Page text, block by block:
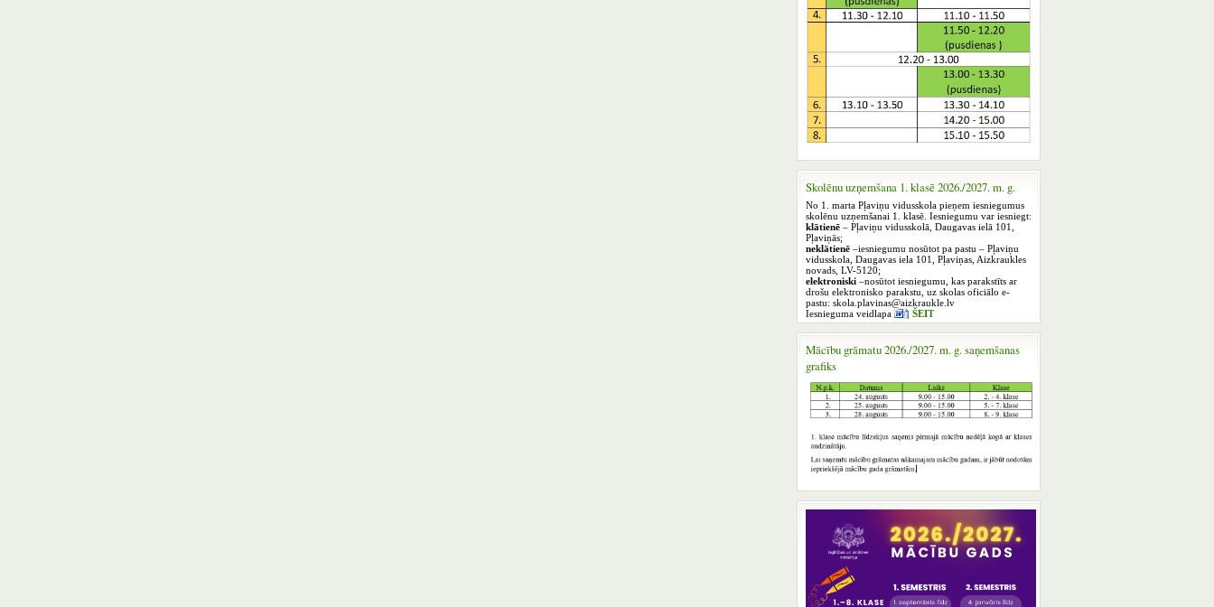
Skolēnu uzņemšana 1. klasē 2026./2027. m. g.
No 1. marta Pļaviņu vidusskola pieņem iesniegumus
skolēnu uzņemšanai 1. klasē. Iesniegumu var iesniegt:
klātienē – Pļaviņu vidusskolā, Daugavas ielā 101,
Pļaviņās;
neklātienē –iesniegumu nosūtot pa pastu – Pļaviņu
vidusskola, Daugavas iela 101, Pļaviņas, Aizkraukles
novads, LV-5120;
elektroniski –nosūtot iesniegumu, kas parakstīts ar
drošu elektronisko parakstu, uz skolas oficiālo e-
pastu: skola.plavinas@aizkraukle.lv
Iesnieguma veidlapa
ŠEIT
Mācību grāmatu 2026./2027. m. g. saņemšanas
grafiks